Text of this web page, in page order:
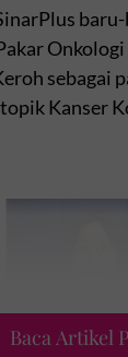
sebagai
Kanser
Baca Artikel